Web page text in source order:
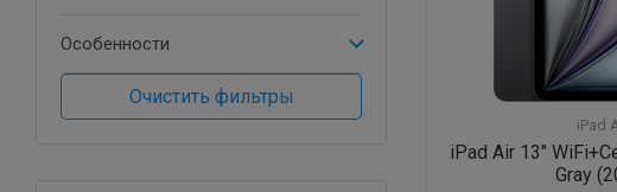
Особенности
Очистить фильтры
iPad
iPad Air 13"
Gray